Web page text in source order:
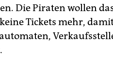
Die Piraten wollen
Tickets mehr,